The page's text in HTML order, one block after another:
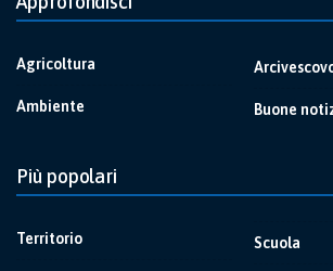
Agricoltura
Ambiente Buone
Più popolari
Territorio Scuola